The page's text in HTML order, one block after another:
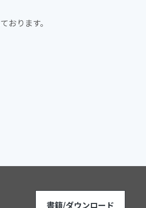
おります。
書籍/ダウンロード